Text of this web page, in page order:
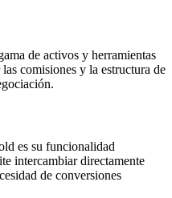
de activos y herramientas
comisiones y la estructura de
es su funcionalidad
intercambiar directamente
de conversiones